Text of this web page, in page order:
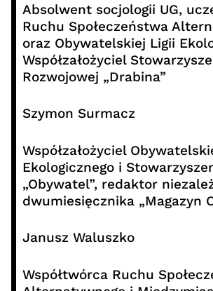
Absolwent socjologii UG,
Ruchu Społeczeństwa
oraz Obywatelskiej Ligii
Współzałożyciel
Rozwojowej „Drabina”
Szymon Surmacz
Współzałożyciel
Ekologicznego i
„Obywatel”, redaktor
dwumiesięcznika „Magazyn
Janusz Waluszko
Współtwórca Ruchu